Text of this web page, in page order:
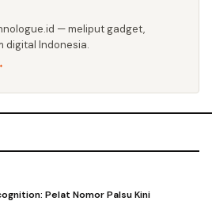
— meliput gadget,
digital Indonesia.
Pelat Nomor Palsu Kini